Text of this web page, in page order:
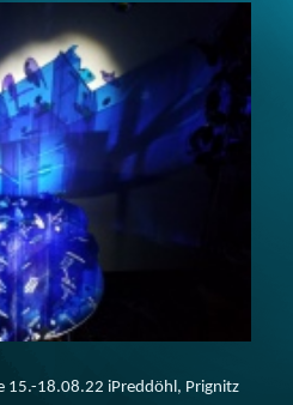
15.-18.08.22 iPreddöhl, Prignitz